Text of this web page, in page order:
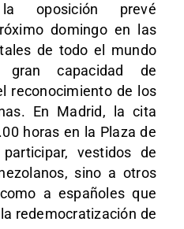
oposición prevé
domingo en las
de todo el mundo
capacidad de
reconocimiento de los
En Madrid, la cita
horas en la Plaza de
vestidos de
sino a otros
a españoles que
redemocratización de